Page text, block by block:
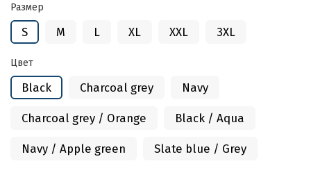
Размер
S M L XL XXL 3XL
Цвет
Black Charcoal grey Navy
Charcoal grey / Orange Black / Aqua
Navy / Apple green Slate blue / Grey